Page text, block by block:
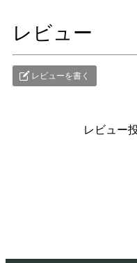
レビュー
レビューを書く
レビュー